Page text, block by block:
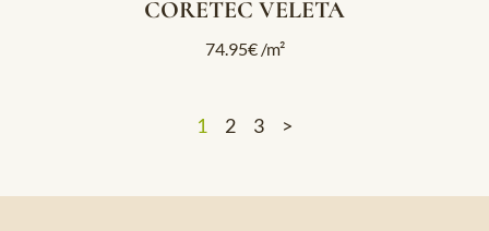
CORETEC VELETA
74.95€/m²
1 2 3 >